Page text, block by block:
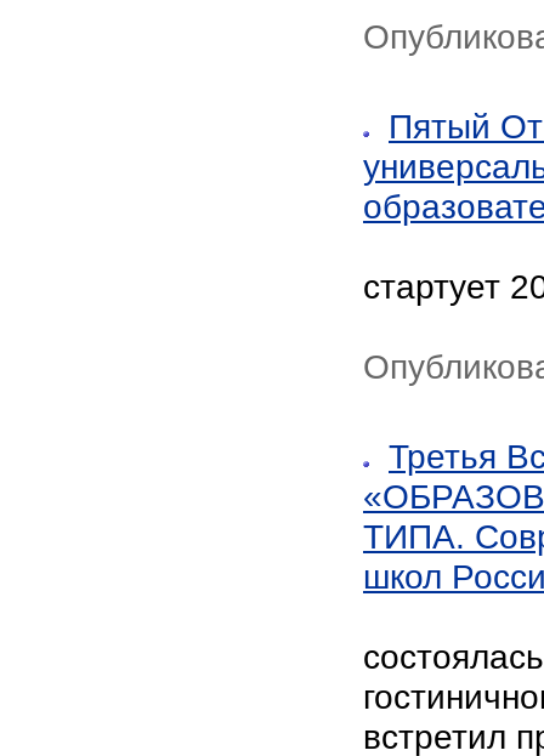
Пятый
стартует
Третья
ТИПА.
школ
встретил